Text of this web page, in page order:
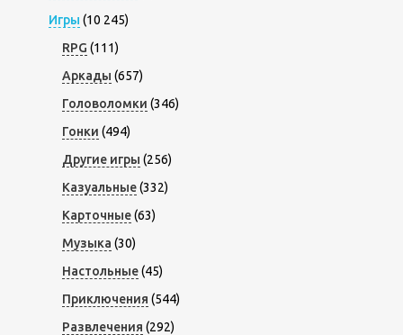
Игры (10 245)
RPG (111)
Аркады (657)
Головоломки (346)
Гонки (494)
Другие игры (256)
Казуальные(332)
Карточные(63)
Музыка (30)
Настольные(45)
Приключения (544)
Развлечения (292)